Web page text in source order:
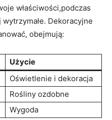
właściwości,podczas
Dekoracyjne
obejmują:
Użycie
Oświetlenie i dekoracja
Rośliny ozdobne
Wygoda